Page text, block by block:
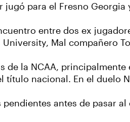
para el Fresno
entre dos ex
Mal compañero
de la NCAA,
nacional. En el duelo
antes de pasar